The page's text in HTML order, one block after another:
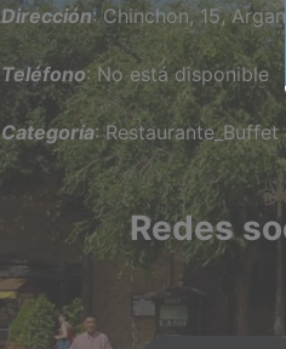
Dirección: Chinchon, 15,
Teléfono: No está disponible
Categoría: Restaurante_Buffet
Redes